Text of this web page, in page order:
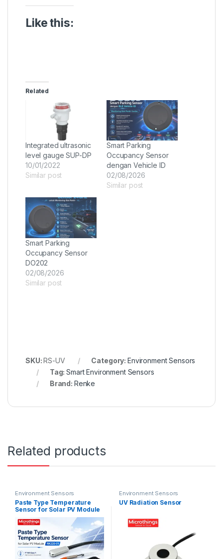
Like this:
Related
Integrated ultrasonic
level gauge SUP-DP
10/01/2022
Similar post
Smart Parking
Occupancy Sensor
dengan Vehicle ID
02/08/2026
Similar post
Smart Parking
Occupancy Sensor
DO202
02/08/2026
Similar post
SKU:RS-UV Category: Environment Sensors
Tag:Smart Environment Sensors
Brand: Renke
Related products
Environment Sensors
Paste Type Temperature
Sensor for Solar PV Module
Environment Sensors
UV Radiation Sensor